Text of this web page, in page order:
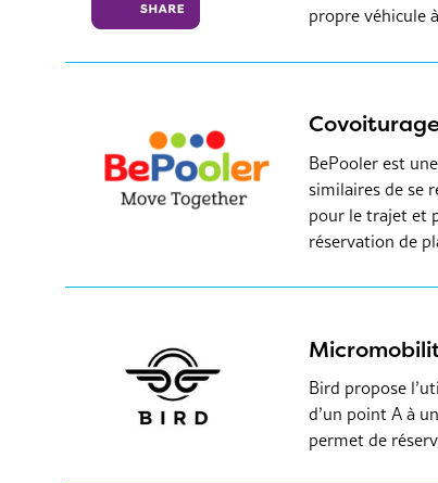
propre véhicule
BePooler est
similaires de se
pour le trajet et
réservation de
Bird propose
d’un point A à
permet de